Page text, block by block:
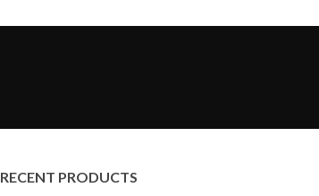
RECENT PRODUCTS